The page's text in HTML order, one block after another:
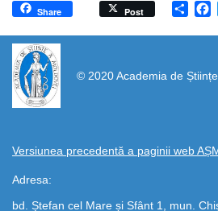
Share Post
© 2020 Academia de
Versiunea precedentă a paginii web
Adresa:
bd. Ștefan cel Mare și Sfânt 1, mun.
https://propletenie.ru/